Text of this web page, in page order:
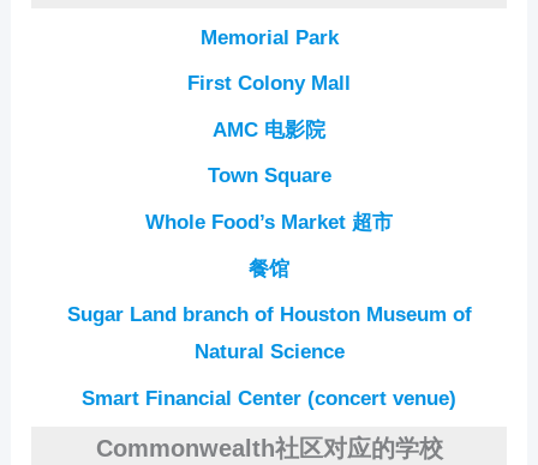
Memorial Park
First Colony Mall
AMC 电影院
Town Square
Whole Food’s Market 超市
餐馆
Sugar Land branch of Houston Museum of
Natural Science
Smart Financial Center (concert venue)
Commonwealth社区对应的学校